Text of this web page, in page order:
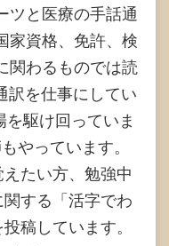
ツと医療の手話通
家資格、免許、検
関わるものでは読
訳を仕事にしてい
駆け回っていま
やっています。
たい方、勉強中
する「活字でわ
稿しています。